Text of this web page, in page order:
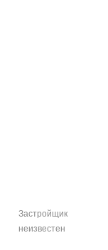
Застройщик
неизвестен